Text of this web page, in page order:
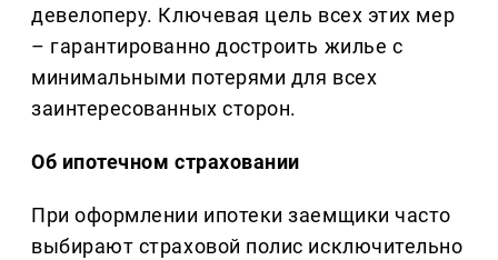
девелоперу. Ключевая цель всех этих мер
– гарантированно достроить жилье с
минимальными потерями для всех
заинтересованных сторон.
Об ипотечном страховании
При оформлении ипотеки заемщики часто
выбирают страховой полис исключительно